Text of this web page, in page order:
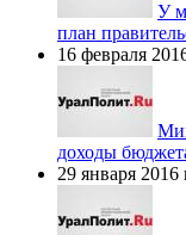
У
план
16 февраля
доходы
29 января 2016